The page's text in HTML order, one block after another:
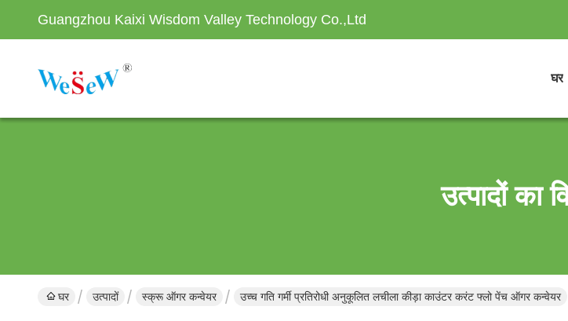
Guangzhou Kaixi Wisdom Valley Technology Co.,Ltd
घर
उत्पादों का
घर उत्पादों स्क्रू ऑगर कन्वेयर उच्च गति गर्मी प्रतिरोधी अनुकूलित लचीला कीड़ा काउंटर करंट फ्लो पेंच ऑगर कन्वेयर